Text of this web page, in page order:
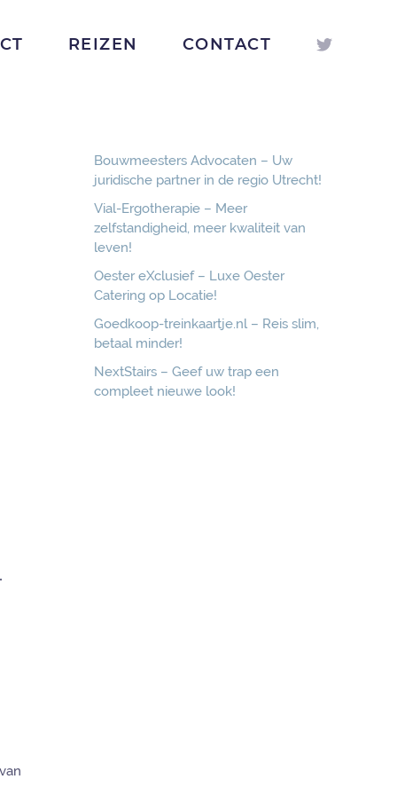
REIZEN CONTACT
Bouwmeesters Advocaten – Uw
juridische partner in de regio Utrecht!
Vial-Ergotherapie – Meer
zelfstandigheid, meer kwaliteit van
leven!
Oester eXclusief – Luxe Oester
Catering op Locatie!
Goedkoop-treinkaartje.nl – Reis slim,
betaal minder!
NextStairs – Geef uw trap een
compleet nieuwe look!